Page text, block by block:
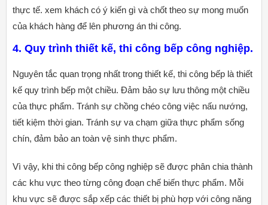
thực tế. xem khách có ý kiến gì và chốt theo sự mong muốn
của khách hàng để lên phương án thi công.
4. Quy trình thiết kế, thi công bếp công nghiệp.
Nguyên tắc quan trọng nhất trong thiết kế, thi công bếp là thiết
kế quy trình bếp một chiều. Đảm bảo sự lưu thông một chiều
của thực phẩm. Tránh sự chồng chéo công việc nấu nướng,
tiết kiệm thời gian. Tránh sự va chạm giữa thực phẩm sống
chín, đảm bảo an toàn vệ sinh thực phẩm.
Vì vậy, khi thi công bếp công nghiệp sẽ được phân chia thành
các khu vực theo từng công đoạn chế biến thực phẩm. Mỗi
khu vực sẽ được sắp xếp các thiết bị phù hợp với công năng